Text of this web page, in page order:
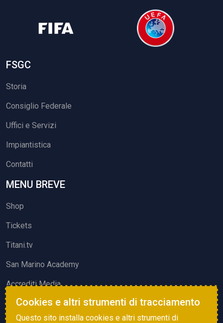
FSGC
Storia
Consiglio Federale
Uffici e Servizi
Impiantistica
Contatti
MENU BREVE
Shop
Tickets
Titani.tv
San Marino Academy
Accrediti Media
ATTIVITÀ ED EVENTI
Cookies e altri strumenti di tracciamento
Questo sito installa cookies e altri strumenti di